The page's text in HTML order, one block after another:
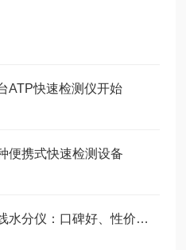
ATP快速检测仪开始
便携式快速检测设备
水分仪行业热门推荐：在线水分仪：口碑好、性价比高，值得入手